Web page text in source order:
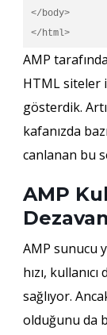
</body>
</html>
AMP
HTML siteler
gösterdik.
kafanızda
canlanan bu
AMP
AMP sunucu
hızı,
sağlıyor.
olduğunu da